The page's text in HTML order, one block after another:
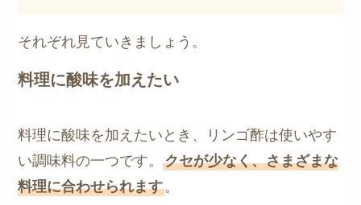
それぞれ見ていきましょう。
料理に酸味を加えたい
料理に酸味を加えたいとき、リンゴ酢は使いやす
い調味料の一つです。クセが少なく、さまざまな
料理に合わせられます。